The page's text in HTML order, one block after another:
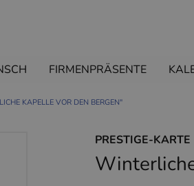
FIRMENPRÄSENTE
KAPELLE VOR DEN BERGEN"
PRESTIGE-KARTE